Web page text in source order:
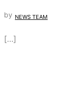
by NEWS TEAM
[…]